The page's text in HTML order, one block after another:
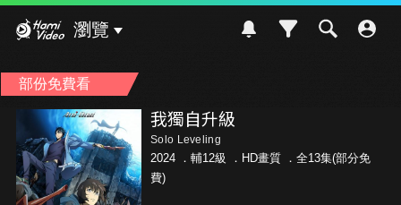
瀏覽
部份免費看
我獨自升級
Solo Leveling
2024 ． 輔12級
．HD畫質 ．全13集(部分免
費)